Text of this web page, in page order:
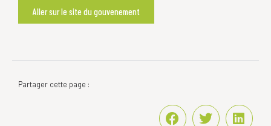
Aller sur le site du gouvenement
Partager cette page :